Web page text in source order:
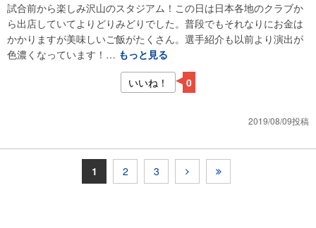
試合前から楽しみ沢山のスタジアム！この日は日本各地のクラブか
ら出店していてよりどりみどりでした。普段でもそれなりにお金は
かかりますが美味しいご飯がたくさん。選手紹介も以前より演出が
色濃くなっています！… もっと見る
いいね！
0
2019/08/09投稿
1 2 3